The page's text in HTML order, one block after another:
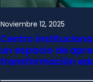
Noviembre 12, 2025
Centro
un espacio de
transformación